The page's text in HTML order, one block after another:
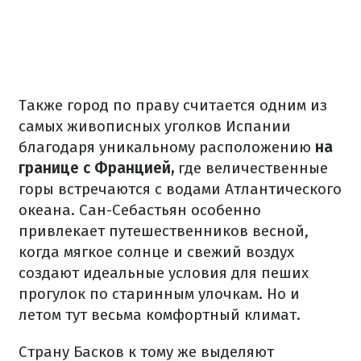
Также город по праву считается одним из
самых живописных уголков Испании
благодаря уникальному расположению на
границе с Францией, где величественные
горы встречаются с водами Атлантического
океана. Сан-Себастьян особенно
привлекает путешественников весной,
когда мягкое солнце и свежий воздух
создают идеальные условия для пеших
прогулок по старинным улочкам. Но и
летом тут весьма комфортный климат.
Страну Басков к тому же выделяют